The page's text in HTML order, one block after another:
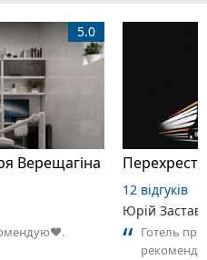
Верещагіна
5.0
12 відгуків
Юрій
Готель